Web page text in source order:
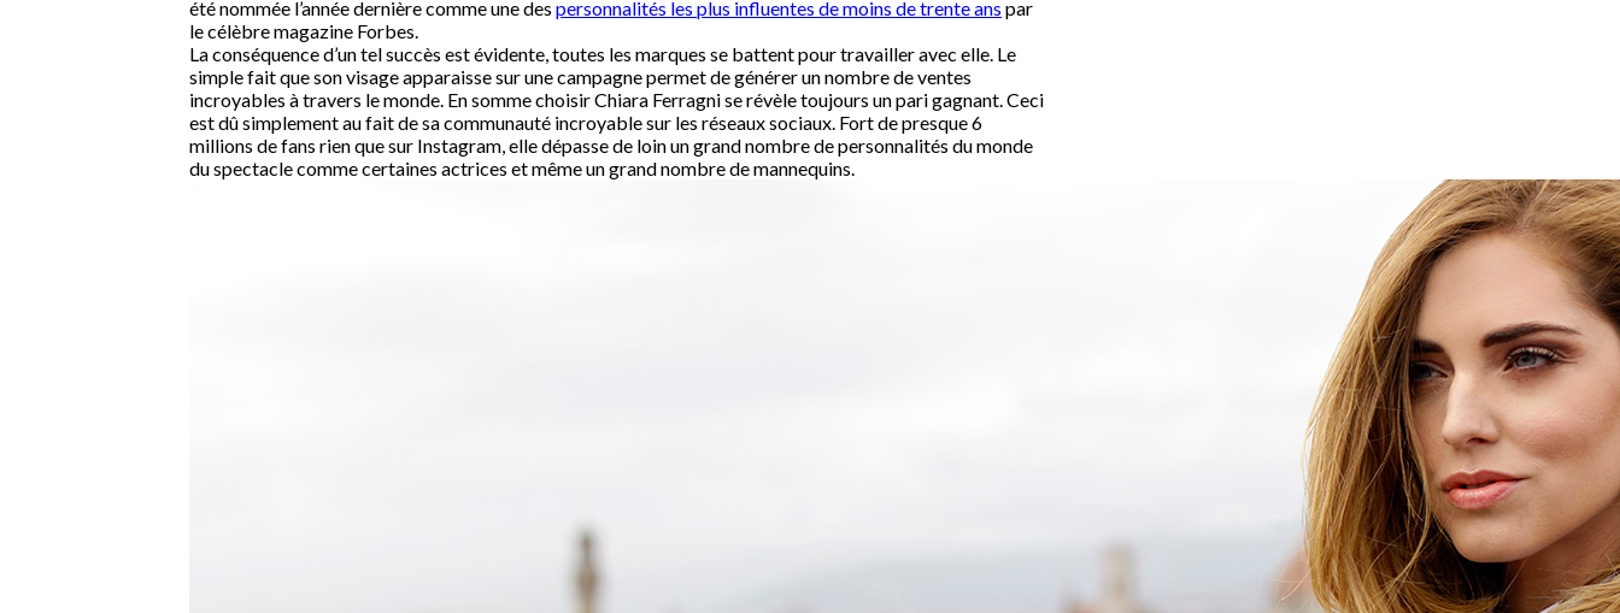
été nommée l’année dernière comme une des personnalités les plus influentes de moins de trente ans par
le célèbre magazine Forbes.
La conséquence d’un tel succès est évidente, toutes les marques se battent pour travailler avec elle. Le
simple fait que son visage apparaisse sur une campagne permet de générer un nombre de ventes
incroyables à travers le monde. En somme choisir Chiara Ferragni se révèle toujours un pari gagnant. Ceci
est dû simplement au fait de sa communauté incroyable sur les réseaux sociaux. Fort de presque 6
millions de fans rien que sur Instagram, elle dépasse de loin un grand nombre de personnalités du monde
du spectacle comme certaines actrices et même un grand nombre de mannequins.